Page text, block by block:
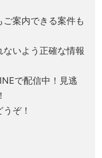
案内できる案件も
いよう正確な情報
で配信中！見逃
ぞ！